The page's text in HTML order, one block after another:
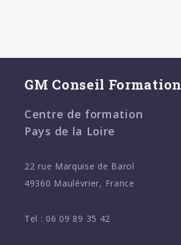
GM Conseil Formation
Centre de formation
Pays de la Loire
22 rue Marquise de Barol
49360 Maulévrier, France
Tel : 06 09 89 35 42